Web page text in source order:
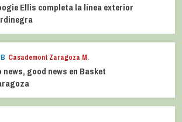
Ellis completa la línea exterior
Casademont Zaragoza M.
news, good news en Basket